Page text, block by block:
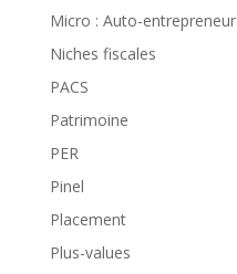
Micro : Auto-entrepreneur
Niches fiscales
PACS
Patrimoine
PER
Pinel
Placement
Plus-values